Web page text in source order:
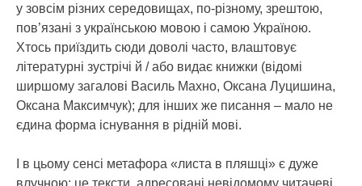
у зовсім різних середовищах, по-різному, зрештою,
пов’язані з українською мовою і самою Україною.
Хтось приїздить сюди доволі часто, влаштовує
літературні зустрічі й / або видає книжки (відомі
ширшому загалові Василь Махно, Оксана Луцишина,
Оксана Максимчук); для інших же писання – мало не
єдина форма існування в рідній мові.
І в цьому сенсі метафора «листа в пляшці» є дуже
влучною: це тексти, адресовані невідомому читачеві,